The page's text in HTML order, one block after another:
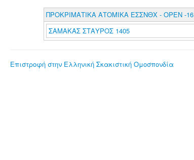
ΠΡΟΚΡΙΜΑΤΙΚΑ ΑΤΟΜΙΚΑ ΕΣΣΝΘΧ - ΟΡΕΝ -16
ΣΑΜΑΚΑΣ ΣΤΑΥΡΟΣ 1405
Επιστροφή στην Ελληνική Σκακιστική Ομοσπονδία